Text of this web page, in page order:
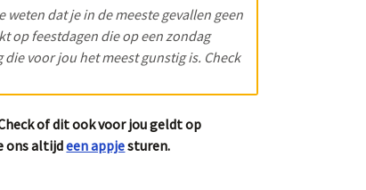
dat je in de meeste gevallen geen
op feestdagen die op een zondag
voor jou het meest gunstig is. Check
of dit ook voor jou geldt op
ons altijdeen appjesturen.